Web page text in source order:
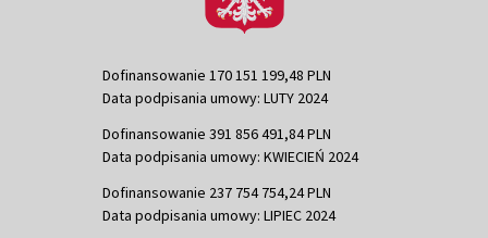
Dofinansowanie 170 151 199,48 PLN
Data podpisania umowy: LUTY 2024
Dofinansowanie 391 856 491,84 PLN
Data podpisania umowy: KWIECIEŃ 2024
Dofinansowanie 237 754 754,24 PLN
Data podpisania umowy: LIPIEC 2024